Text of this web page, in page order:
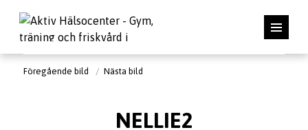
Föregående bild Nästa bild
NELLIE2